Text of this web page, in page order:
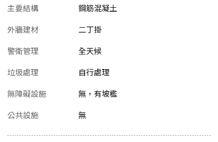
主要結構
鋼筋混凝土
外牆建材
二丁掛
警衛管理
全天候
垃圾處理
自行處理
無障礙設施
無，有坡檻
公共設施
無